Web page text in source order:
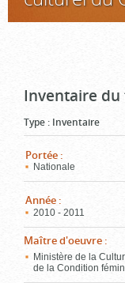
Inventaire du
Type : Inventaire
Portée :
Nationale
Année :
2010 - 2011
Maître d'oeuvre :
Ministère de la
de la Condition